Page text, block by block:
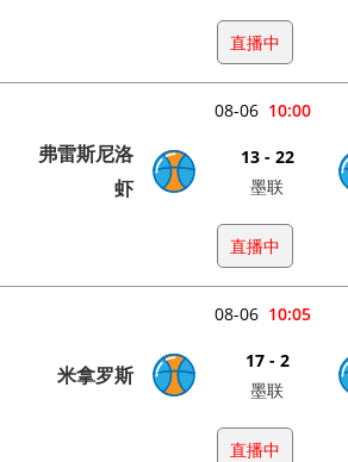
直播中
10:00
08-06
弗雷斯尼洛
虾
13 - 22
墨联
直播中
10:05
08-06
米拿罗斯
17 - 2
墨联
直播中